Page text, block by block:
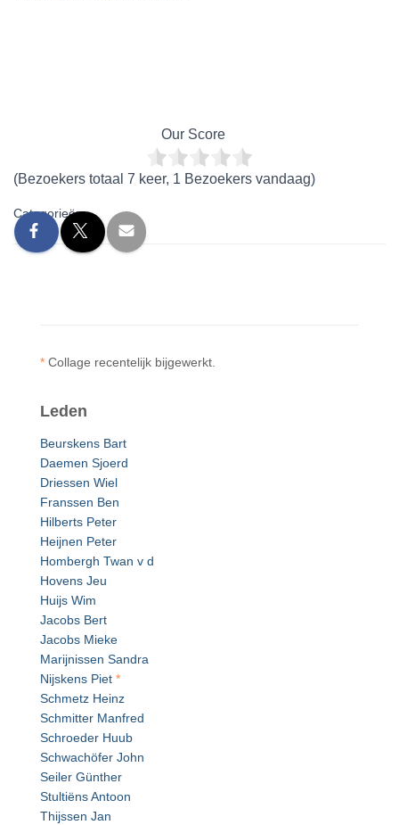
Our Score
(Bezoekers totaal 7 keer, 1 Bezoekers vandaag)
Categorieën:
* Collage recentelijk bijgewerkt.
Leden
Beurskens Bart
Daemen Sjoerd
Driessen Wiel
Franssen Ben
Hilberts Peter
Heijnen Peter
Hombergh Twan v d
Hovens Jeu
Huijs Wim
Jacobs Bert
Jacobs Mieke
Marijnissen Sandra
Nijskens Piet *
Schmetz Heinz
Schmitter Manfred
Schroeder Huub
Schwachöfer John
Seiler Günther
Stultiëns Antoon
Thijssen Jan